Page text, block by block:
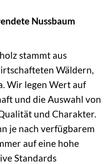
Nussbaum
stammt aus
Wäldern,
Wir legen Wert auf
und die Auswahl von
und Charakter.
je nach verfügbarem
auf eine hohe
Standards